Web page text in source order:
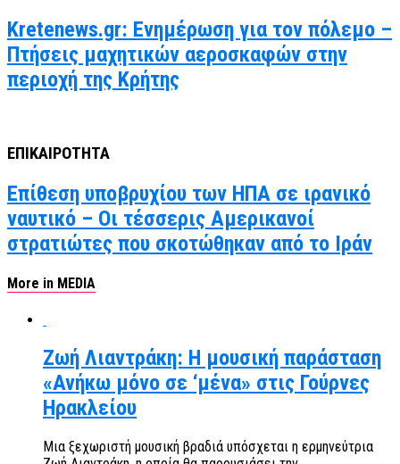
Kretenews.gr: Ενημέρωση για τον πόλεμο –
Πτήσεις μαχητικών αεροσκαφών στην
περιοχή της Κρήτης
ΕΠΙΚΑΙΡΟΤΗΤΑ
Επίθεση υποβρυχίου των ΗΠΑ σε ιρανικό
ναυτικό – Οι τέσσερις Αμερικανοί
στρατιώτες που σκοτώθηκαν από το Ιράν
More in MEDIA
Ζωή Λιαντράκη: Η μουσική παράσταση
«Ανήκω μόνο σε ‘μένα» στις Γούρνες
Ηρακλείου
Μια ξεχωριστή μουσική βραδιά υπόσχεται η ερμηνεύτρια